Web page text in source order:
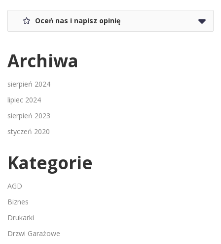
Oceń nas i napisz opinię
Archiwa
sierpień 2024
lipiec 2024
sierpień 2023
styczeń 2020
Kategorie
AGD
Biznes
Drukarki
Drzwi Garażowe